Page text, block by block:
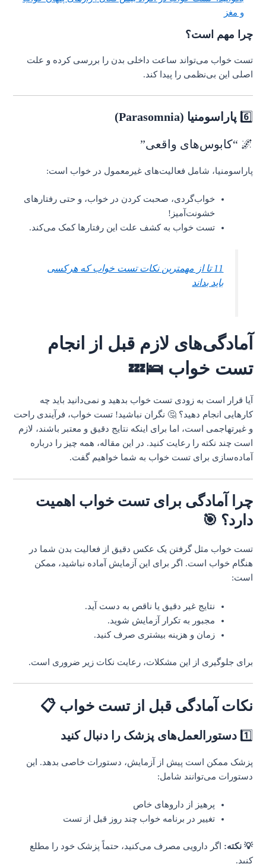
و مغز
چرا مهم است؟
تست خواب می‌تواند ساعت داخلی بدن را بررسی کرده و علت
اصلی این بی‌نظمی را پیدا کند.
پاراسومنیا (Parasomnia)
🌌 “کابوس‌های واقعی”
پاراسومنیا، شامل فعالیت‌های غیرمعمول در خواب است:
خواب‌گردی، صحبت کردن در خواب، و حتی رفتارهای
خشونت‌آمیز!
تست خواب به کشف علت این رفتارها کمک می‌کند.
11 تا از مهمترین نکات تست خواب که هرکسی
باید بداند
آمادگی‌های لازم قبل از انجام
تست خواب 🛌💤
آیا قرار است به زودی تست خواب بدهید و نمی‌دانید باید چه
کارهایی انجام دهید؟ 🤔 نگران نباشید! تست خواب، فرآیندی راحت
و غیرتهاجمی است، اما برای اینکه نتایج دقیق و معتبر باشند، لازم
است چند نکته را رعایت کنید. در این مقاله، همه چیز را درباره
آماده‌سازی برای تست خواب به شما خواهیم گفت.
چرا آمادگی برای تست خواب اهمیت
دارد؟ 🎯
تست خواب مثل گرفتن یک عکس دقیق از فعالیت بدن شما در
هنگام خواب است. اگر برای این آزمایش آماده نباشید، ممکن
است:
نتایج غیر دقیق یا ناقص به دست آید.
مجبور به تکرار آزمایش شوید.
زمان و هزینه بیشتری صرف کنید.
برای جلوگیری از این مشکلات، رعایت نکات زیر ضروری است.
نکات آمادگی قبل از تست خواب 📋
دستورالعمل‌های پزشک را دنبال کنید
پزشک ممکن است پیش از آزمایش، دستورات خاصی بدهد. این
دستورات می‌توانند شامل:
پرهیز از داروهای خاص
تغییر در برنامه خواب چند روز قبل از تست
💡 نکته:اگر دارویی مصرف می‌کنید، حتماً پزشک خود را مطلع
کنید.